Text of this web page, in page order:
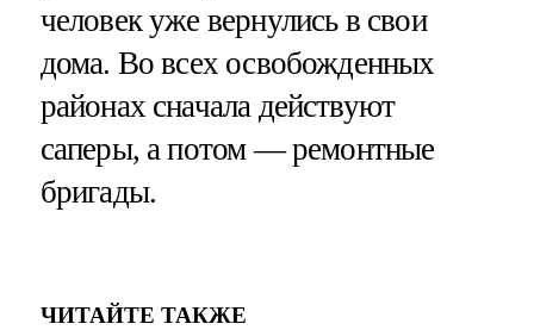
человек уже вернулись в свои
дома. Во всех освобожденных
районах сначала действуют
саперы, а потом — ремонтные
бригады.
ЧИТАЙТЕ ТАКЖЕ